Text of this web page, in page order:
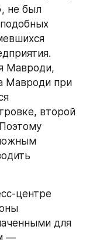
не был
Мавроди,
Мавроди при
второй
центре
для
—